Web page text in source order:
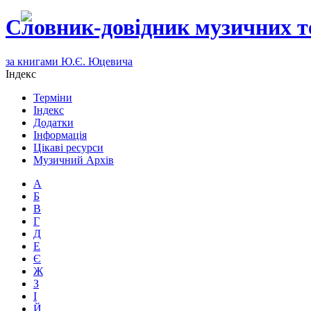
Словник-довідник музичних
за книгами Ю.Є. Юцевича
Індекс
Терміни
Індекс
Додатки
Інформація
Цікаві ресурси
Музичний Архів
А
Б
В
Г
Д
Е
Є
Ж
З
І
Й